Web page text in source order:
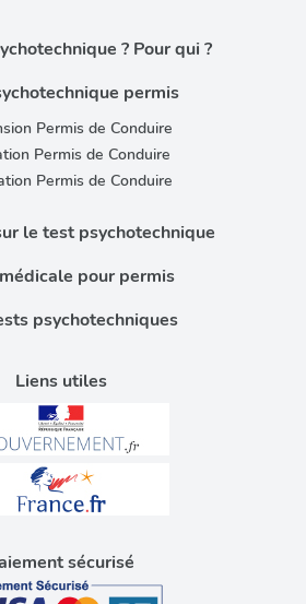
Liens utiles
? Pour qui ?
permis
Permis de Conduire
Permis de Conduire
Permis de Conduire
le test psychotechnique
pour permis
psychotechniques
sécurisé